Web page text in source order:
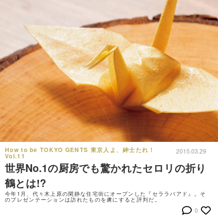
How to be TOKYO GENTS 東京人よ、紳士たれ！
Vol.11
2015.03.29
世界No.1の厨房でも驚かれたセロリの折り
鶴とは!?
今年1月、代々木上原の閑静な住宅街にオープンした『セララバアド』。そ
のプレゼンテーションは訪れたものを虜にすると評判だ。
0